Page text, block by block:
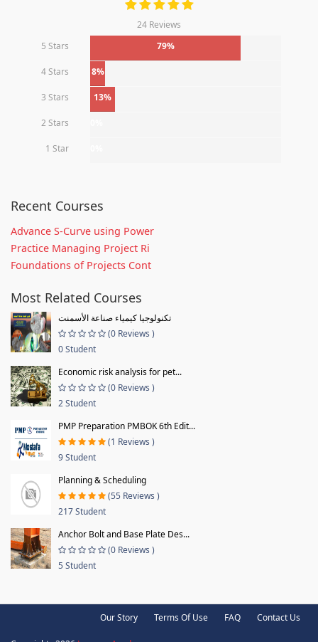
24 Reviews
5 Stars
79%
4 Stars 8%
3 Stars 13%
2 Stars
1 Star
Recent Courses
Advance S-Curve using Power
Practice Managing Project Ri
Foundations of Projects Cont
Most Related Courses
تكنولوجيا كيمياء صناعة الأسمنت
(0 Reviews )
0 Student
Economic risk analysis for pet...
(0 Reviews )
2 Student
PMP Preparation PMBOK 6th Edit...
(1 Reviews )
9 Student
Planning & Scheduling
(55 Reviews )
217 Student
Anchor Bolt and Base Plate Des...
(0 Reviews )
5 Student
Our Story Terms Of Use FAQ Contact Us